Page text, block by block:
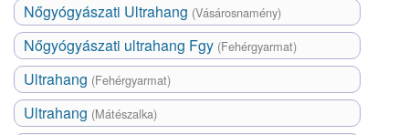
Nőgyógyászati Ultrahang (Vásárosnamény)
Nőgyógyászati ultrahang Fgy (Fehérgyarmat)
Ultrahang (Fehérgyarmat)
Ultrahang (Mátészalka)